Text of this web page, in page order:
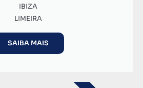
IBIZA
LIMEIRA
SAIBA MAIS